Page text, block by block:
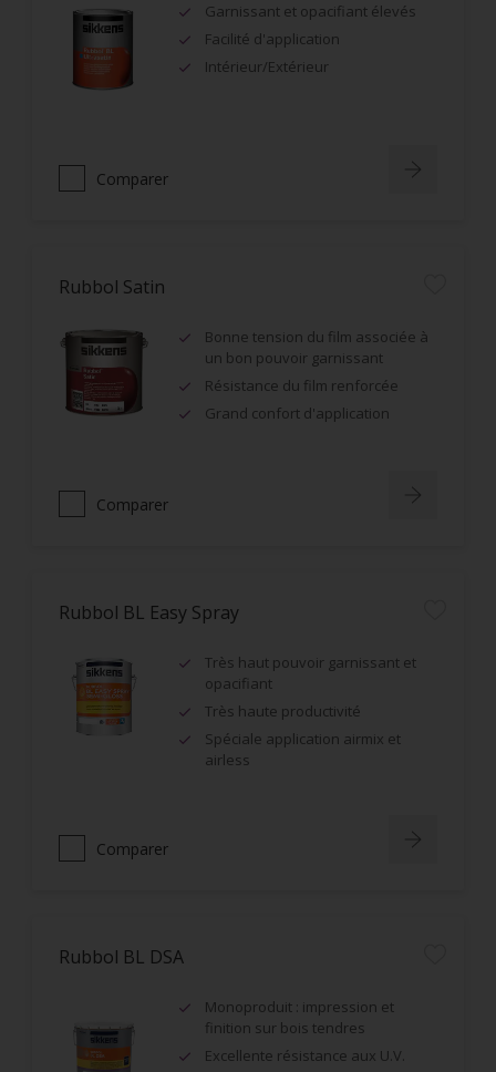
Garnissant et opacifiant élevés
Facilité d'application
Intérieur/Extérieur
Comparer
Rubbol Satin
Bonne tension du film associée à
un bon pouvoir garnissant
Résistance du film renforcée
Grand confort d'application
Comparer
Rubbol BL Easy Spray
Très haut pouvoir garnissant et
opacifiant
Très haute productivité
Spéciale application airmix et
airless
Comparer
Rubbol BL DSA
Monoproduit : impression et
finition sur bois tendres
Excellente résistance aux U.V.